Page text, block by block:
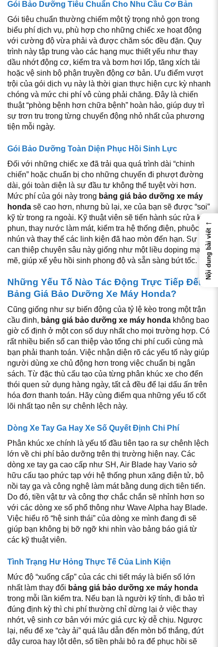
Gói Bảo Dưỡng Tiêu Chuẩn Cho Nhu Cầu Cơ Bản
Gói tiêu chuẩn thường chiếm một tỷ trọng nhỏ gọn trong
biểu phí dịch vụ, phù hợp cho những chiếc xe hoạt động
với cường độ vừa phải và được chăm sóc đều đặn. Quy
trình này tập trung vào các hạng mục thiết yếu như thay
dầu nhớt động cơ, kiểm tra và bơm hơi lốp, tăng xích tải
hoặc vệ sinh bộ phận truyền động cơ bản. Ưu điểm vượt
trội của gói dịch vụ này là thời gian thực hiện cực kỳ nhanh
chóng và mức chi phí vô cùng phải chăng. Đây là chiến
thuật “phòng bệnh hơn chữa bệnh” hoàn hảo, giúp duy trì
sự trơn tru trong từng chuyển động nhỏ nhất của phương
tiện mỗi ngày.
Gói Bảo Dưỡng Toàn Diện Phục Hồi Sinh Lực
Đối với những chiếc xe đã trải qua quá trình dài “chinh
chiến” hoặc chuẩn bị cho những chuyến đi phượt đường
dài, gói toàn diện là sự đầu tư không thể tuyệt vời hơn.
Mức phí của gói này trong bảng giá bảo dưỡng xe máy
honda sẽ cao hơn, nhưng bù lại, xe của bạn sẽ được “soi”
kỹ từ trong ra ngoài. Kỹ thuật viên sẽ tiến hành súc rửa kim
phun, thay nước làm mát, kiểm tra hệ thống điện, phuộc
nhún và thay thế các linh kiện đã hao mòn đến hạn. Sự
can thiệp chuyên sâu này giống như một liều doping mạnh
mẽ, giúp xế yêu hồi sinh phong độ và sẵn sàng bứt tốc.
Những Yếu Tố Nào Tác Động Trực Tiếp Đến
Bảng Giá Bảo Dưỡng Xe Máy Honda?
Cũng giống như sự biến động của tỷ lệ kèo trong một trận
cầu đinh, bảng giá bảo dưỡng xe máy honda không bao
giờ cố định ở một con số duy nhất cho mọi trường hợp. Có
rất nhiều biến số can thiệp vào tổng chi phí cuối cùng mà
bạn phải thanh toán. Việc nhận diện rõ các yếu tố này giúp
người dùng xe chủ động hơn trong việc chuẩn bị ngân
sách. Từ đặc thù cấu tạo của từng phân khúc xe cho đến
thói quen sử dụng hàng ngày, tất cả đều để lại dấu ấn trên
hóa đơn thanh toán. Hãy cùng điểm qua những yếu tố cốt
lõi nhất tạo nên sự chênh lệch này.
Dòng Xe Tay Ga Hay Xe Số Quyết Định Chi Phí
Phân khúc xe chính là yếu tố đầu tiên tạo ra sự chênh lệch
lớn về chi phí bảo dưỡng trên thị trường hiện nay. Các
dòng xe tay ga cao cấp như SH, Air Blade hay Vario sở
hữu cấu tạo phức tạp với hệ thống phun xăng điện tử, bộ
nồi tay ga và công nghệ làm mát bằng dung dịch tiên tiến.
Do đó, tiền vật tư và công thợ chắc chắn sẽ nhỉnh hơn so
với các dòng xe số phổ thông như Wave Alpha hay Blade.
Việc hiểu rõ “hệ sinh thái” của dòng xe mình đang đi sẽ
giúp bạn không bị bỡ ngỡ khi nhìn vào bảng báo giá từ
các kỹ thuật viên.
Tình Trạng Hư Hỏng Thực Tế Của Linh Kiện
Mức độ “xuống cấp” của các chi tiết máy là biến số lớn
nhất làm thay đổi bảng giá bảo dưỡng xe máy honda
trong mỗi lần kiểm tra. Nếu bạn là người kỹ tính, đi bảo trì
đúng định kỳ thì chi phí thường chỉ dừng lại ở việc thay
nhớt, vệ sinh cơ bản với mức giá cực kỳ dễ chịu. Ngược
lại, nếu để xe “cày ải” quá lâu dẫn đến mòn bố thắng, đứt
dây curoa hay lột dên, số tiền phải bỏ ra để phục hồi sẽ
←
Nội dung bài viết